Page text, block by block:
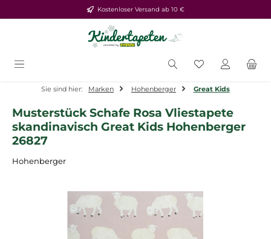
Zum Hauptinhalt springenKostenloser Versand ab 10 €
Du hast 0
Sie sind hier: Marken Hohenberger Great Kids
Musterstück Schafe Rosa Vliestapete
skandinavisch Great Kids Hohenberger
26827
Hohenberger
Bildergalerie überspringen